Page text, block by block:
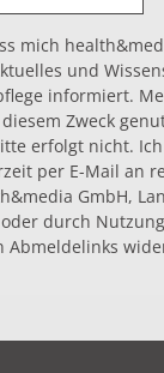
mich
und
informiert.
Zweck
erfolgt nicht.
per E-Mail an
GmbH,
durch
Abmeldelinks